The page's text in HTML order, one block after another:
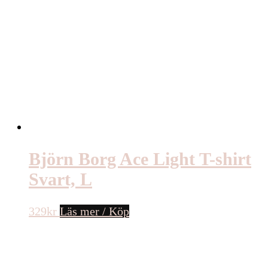
Björn Borg Ace Light T-shirt
Svart, L
329kr Läs mer / Köp